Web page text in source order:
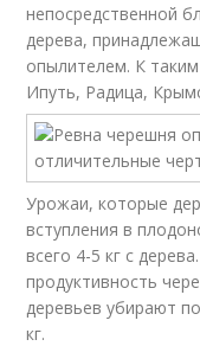
непосредственной
дерева,
опылителем. К
Ипуть, Радица,
Урожаи, которые
вступления в
всего 4-5 кг с
продуктивность
деревьев убирают
кг.